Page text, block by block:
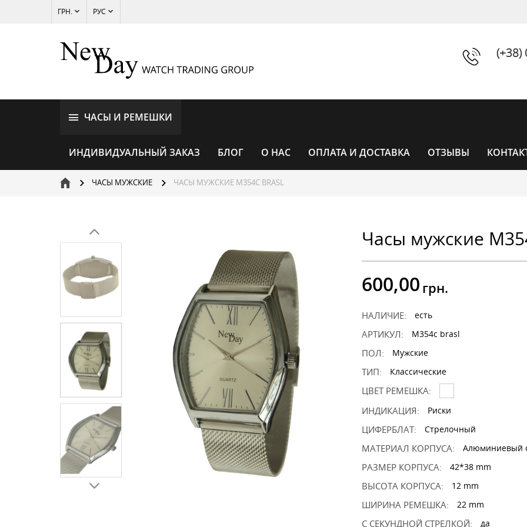
ГРН. РУС
(+38)
ЧАСЫ И РЕМЕШКИ
ИНДИВИДУАЛЬНЫЙ ЗАКАЗ БЛОГ О НАС ОПЛАТА И ДОСТАВКА ОТЗЫВЫ
ЧАСЫ ЖЕНСКИЕ
ЧАСЫ
ЧАСЫ
УНИСЕКС
ЧАСЫ МУЖСКИЕ ЧАСЫ МУЖСКИЕ M354C BRASL
Часы мужские
600,00 грн.
НАЛИЧИЕ: есть
АРТИКУЛ: M354c brasl
ПОЛ: Мужские
ТИП: Классические
ЦВЕТ РЕМЕШКА:
ИНДИКАЦИЯ:
Риски
ЦИФЕРБЛАТ: Стрелочный
МАТЕРИАЛ КОРПУСА: Алюминиевый
РАЗМЕР КОРПУСА: 42*38 mm
ВЫСОТА КОРПУСА: 12 mm
ШИРИНА РЕМЕШКА: 22 mm
С СЕКУНДНОЙ СТРЕЛКОЙ: да